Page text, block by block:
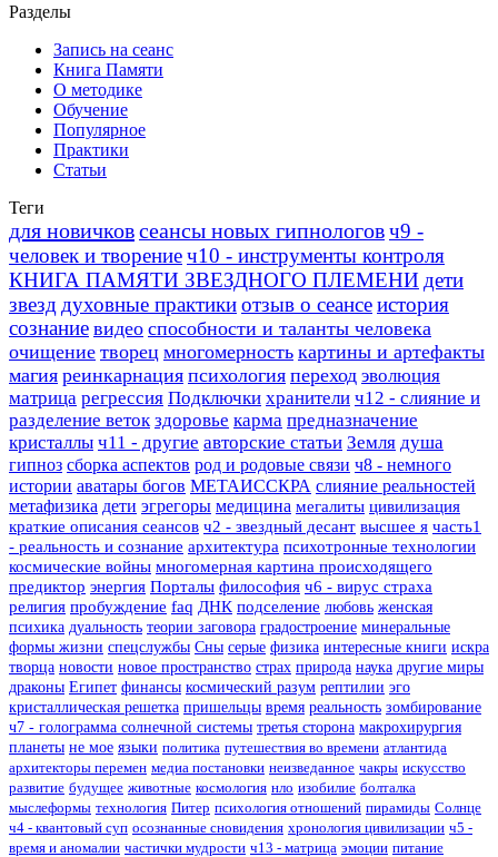
Разделы
Запись на сеанс
Книга Памяти
О методике
Обучение
Популярное
Практики
Статьи
Теги
для новичковсеансы новых гипнологовч9 -
человек и творениеч10 - инструменты контроля
КНИГА ПАМЯТИ ЗВЕЗДНОГО ПЛЕМЕНИ дети
звезд духовные практикиотзыв о сеансеистория
сознание видео способности и таланты человека
очищение творец многомерность картины и артефакты
магия реинкарнация психология переход эволюция
матрица регрессия Подключки хранители ч12 - слияние и
разделение веток здоровье карма предназначение
кристаллы ч11 - другие авторские статьи Земля душа
гипноз сборка аспектов род и родовые связи ч8 - немного
истории аватары богов МЕТАИССКРА слияние реальностей
метафизика дети эгрегоры медицина мегалиты цивилизация
краткие описания сеансов ч2 - звездный десант высшее я часть1
- реальность и сознание архитектура психотронные технологии
космические войны многомерная картина происходящего
предиктор энергия Порталы философия ч6 - вирус страха
религия пробуждение faq ДНК подселение любовь женская
психика дуальность теории заговора градостроение минеральные
формы жизни спецслужбы Сны серые физика интересные книги искра
творца новости новое пространство страх природа наука другие миры
драконы Египет финансы космический разум рептилии эго
кристаллическая решетка пришельцы время реальность зомбирование
ч7 - голограмма солнечной системы третья сторона макрохирургия
планеты не мое языки политика путешествия во времени атлантида
архитекторы перемен медиа постановки неизведанное чакры искусство
развитие будущее животные космология нло изобилие болталка
мыслеформы технология Питер психология отношений пирамиды Солнце
ч4 - квантовый суп осознанные сновидения хронология цивилизации ч5 -
время и аномалии частички мудрости ч13 - матрица эмоции питание